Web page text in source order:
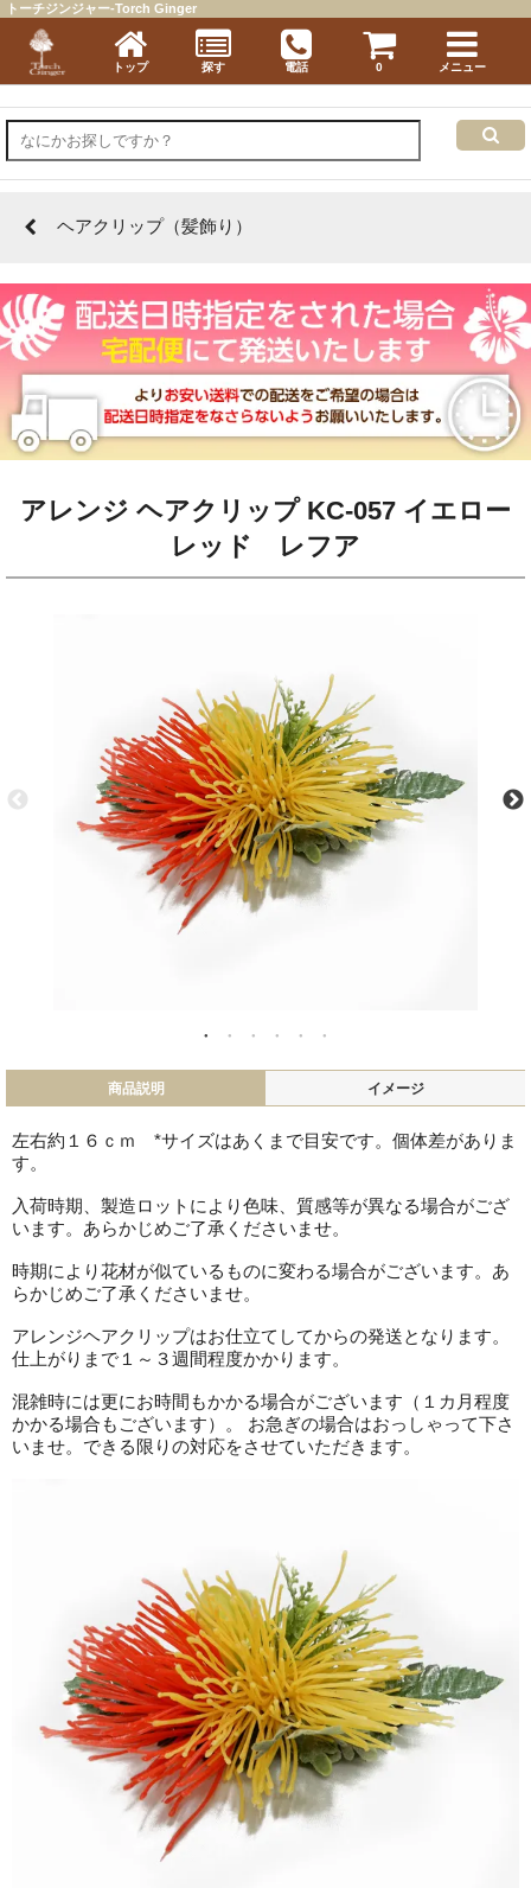
ヘアクリップ（髪飾り）
アレンジ ヘアクリップ KC-057 イエロー
レッド レフア
商品説明 イメージ
左右約１６ｃｍ *サイズはあくまで目安です。個体差がありま
す。
入荷時期、製造ロットにより色味、質感等が異なる場合がござ
います。あらかじめご了承くださいませ。
時期により花材が似ているものに変わる場合がございます。あ
らかじめご了承くださいませ。
アレンジヘアクリップはお仕立てしてからの発送となります。
仕上がりまで１～３週間程度かかります。
混雑時には更にお時間もかかる場合がございます（１カ月程度
かかる場合もございます）。 お急ぎの場合はおっしゃって下さ
いませ。できる限りの対応をさせていただきます。
トーチジンジャー-Torch Ginger
トップ 探す 電話 0 メニュー